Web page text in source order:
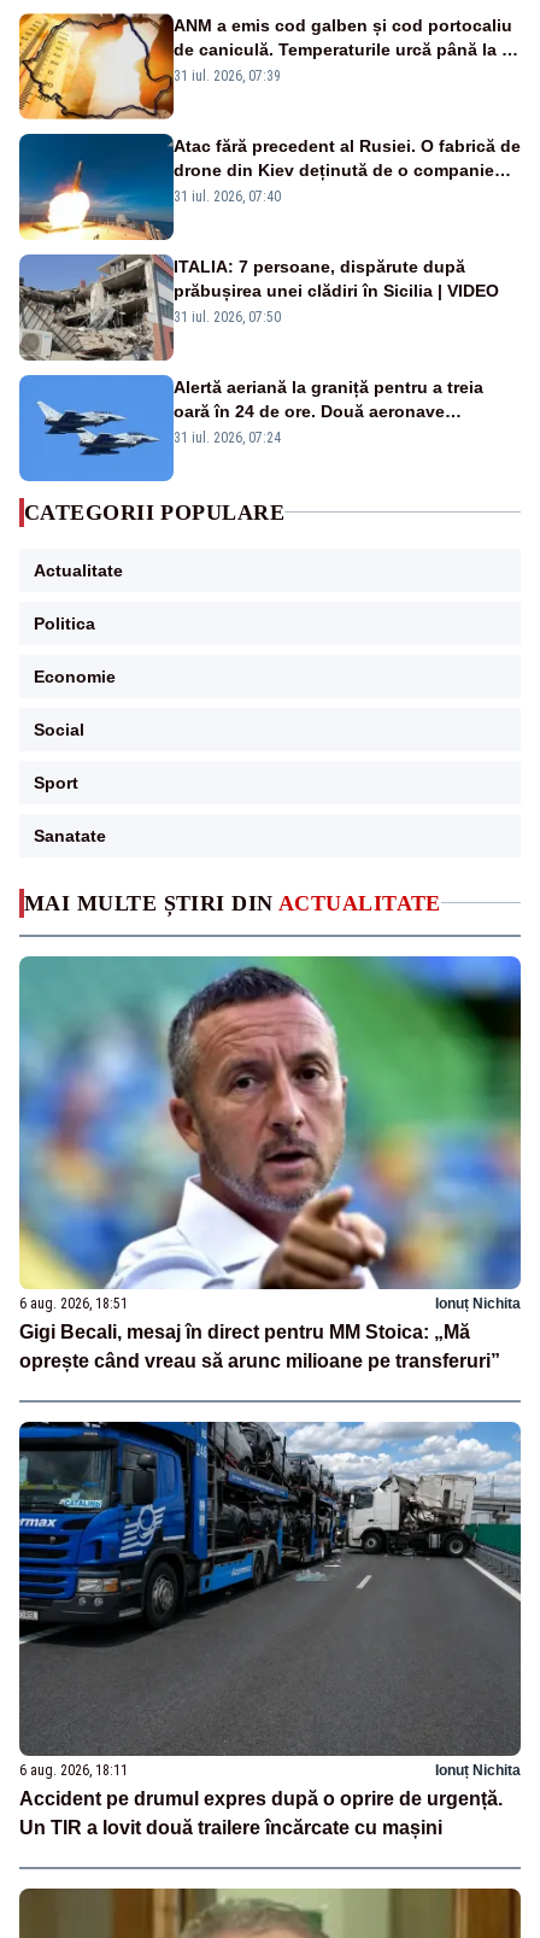
MAI MULTE ȘTIRI DIN ACTUALITATE
6 aug. 2026, 18:51 Ionuț Nichita
Gigi Becali, mesaj în direct pentru MM Stoica: „Mă
oprește când vreau să arunc milioane pe transferuri”
6 aug. 2026, 18:11 Ionuț Nichita
Accident pe drumul expres după o oprire de urgență.
Un TIR a lovit două trailere încărcate cu mașini
ANM a emis cod galben și cod portocaliu
de caniculă. Temperaturile urcă până la 38
de grade, iar nopțile devin tropicale
31 iul. 2026, 07:39
Atac fără precedent al Rusiei. O fabrică de
drone din Kiev deținută de o companie
americană, distrusă de o rachetă
31 iul. 2026, 07:40
ITALIA: 7 persoane, dispărute după
prăbușirea unei clădiri în Sicilia | VIDEO
31 iul. 2026, 07:50
Alertă aeriană la graniță pentru a treia
oară în 24 de ore. Două aeronave
Eurofighter britanice au fost ridicate de la
31 iul. 2026, 07:24
CATEGORII POPULARE
Actualitate
Politica
Economie
Social
Sport
Sanatate